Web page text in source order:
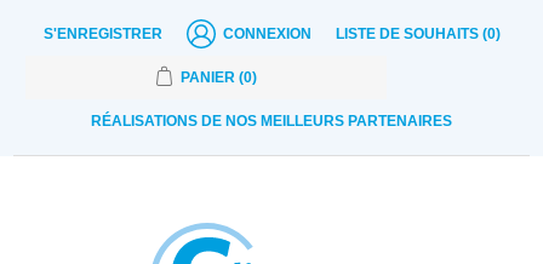
S'ENREGISTRER CONNEXION LISTE DE SOUHAITS (0)
PANIER (0)
RÉALISATIONS DE NOS MEILLEURS PARTENAIRES